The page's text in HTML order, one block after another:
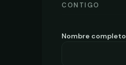
CONTIGO
Nombre completo